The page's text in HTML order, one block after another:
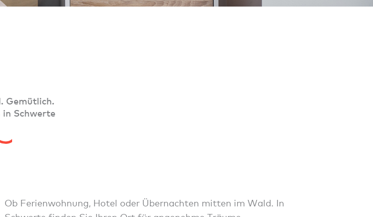
Gemütlich.
in Schwerte
Ob Ferienwohnung, Hotel oder Übernachten mitten im Wald. In